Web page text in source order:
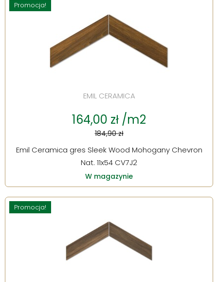
Promocja!
EMIL CERAMICA
164,00 zł /m2
184,90 zł
Emil Ceramica gres Sleek Wood Mohogany Chevron
Nat. 11x54 CV7J2
W magazynie
Promocja!